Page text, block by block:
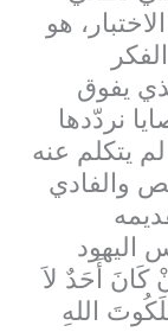
هو
يفوق
نردّدها
يتكلم عنه
والفادي
اليهود
كَانَ أَحَدٌ لاَ